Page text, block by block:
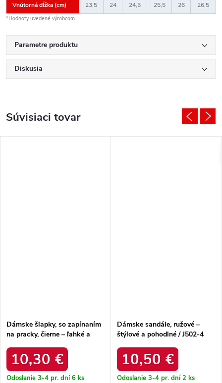
Vnútorná dĺžka (cm) 23,5 24 24,5 25,5 26 26,5
*Hodnoty uvedené výrobcom.
Parametre produktu
Diskusia
Súvisiaci tovar
Dámske šľapky, so zapínaním
na pracky, čierne – ľahké a
10,30 €
Odoslanie 3-4 pr. dní6 ks
Dámske sandále, ružové –
štýlové a pohodlné / J502-4
10,50 €
Odoslanie 3-4 pr. dní2 ks